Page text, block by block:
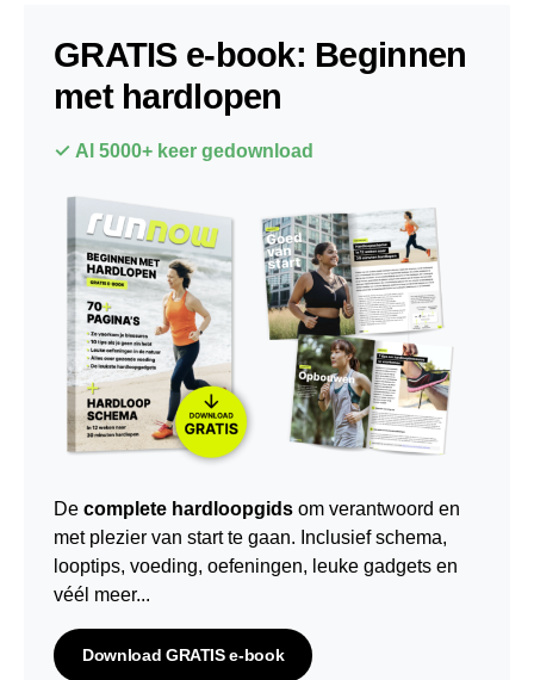
GRATIS e-book: Beginnen
met hardlopen
✓ Al 5000+ keer gedownload
De complete hardloopgids om verantwoord en
met plezier van start te gaan. Inclusief schema,
looptips, voeding, oefeningen, leuke gadgets en
véél meer...
Download GRATIS e-book